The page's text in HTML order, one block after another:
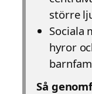
större
Sociala
hyror
Så